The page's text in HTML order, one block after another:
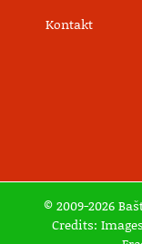
Kontakt
© 2009-2026
Credits: